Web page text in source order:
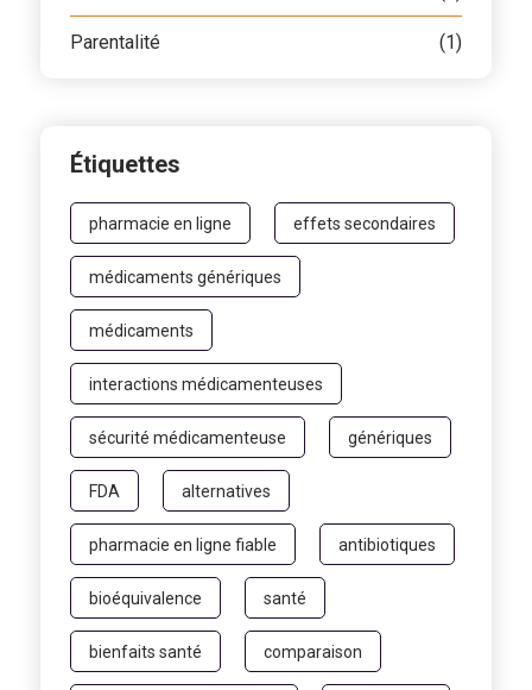
Parentalité (1)
Étiquettes
pharmacie en ligne effets secondaires
médicaments génériques
médicaments
interactions médicamenteuses
sécurité médicamenteuse génériques
FDA alternatives
pharmacie en ligne fiable antibiotiques
bioéquivalence santé
bienfaits santé comparaison